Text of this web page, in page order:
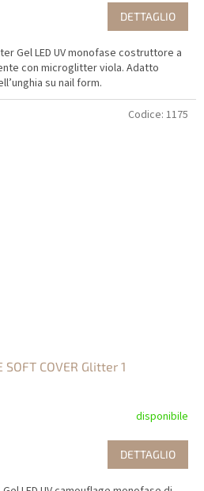
DETTAGLIO
Gel LED UV monofase costruttore a
con microglitter viola. Adatto
su nail form.
SOFT COVER Glitter 1
disponibile
DETTAGLIO
Codice: 1175